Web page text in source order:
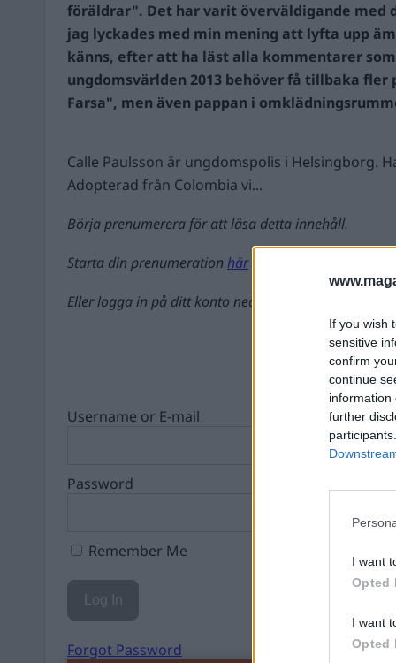
If you wish
sensitive
confirm
continue
information
further
I want
Opted
I want
Opted
föräldrar". Det har varit överväldigande med
jag lyckades med min mening att lyfta upp
känns, efter att ha läst alla kommentarer
ungdomsvärlden 2013 behöver få tillbaka fler
Farsa", men även pappan i
Calle Paulsson är ungdomspolis i Helsingborg.
Adopterad från Colombia vi...
Börja prenumerera för att läsa detta innehåll.
Starta din prenumerationhär
Eller logga in på ditt konto nedan:
Username or E-mail
Password
Remember Me
Forgot Password